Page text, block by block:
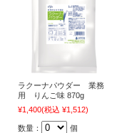
ラクーナパウダー 業務
用 りんご味 870g
¥1,400(税込 ¥1,512)
数量： 個